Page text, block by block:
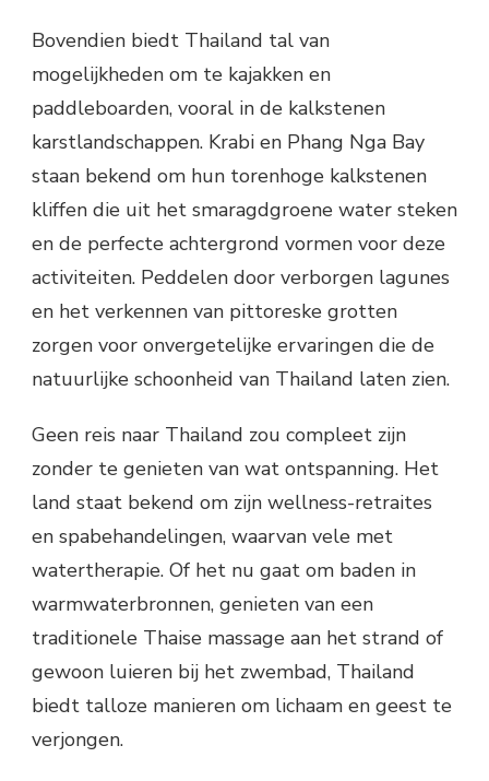
Bovendien biedt Thailand tal van
mogelijkheden om te kajakken en
paddleboarden, vooral in de kalkstenen
karstlandschappen. Krabi en Phang Nga Bay
staan ​​bekend om hun torenhoge kalkstenen
kliffen die uit het smaragdgroene water steken
en de perfecte achtergrond vormen voor deze
activiteiten. Peddelen door verborgen lagunes
en het verkennen van pittoreske grotten
zorgen voor onvergetelijke ervaringen die de
natuurlijke schoonheid van Thailand laten zien.
Geen reis naar Thailand zou compleet zijn
zonder te genieten van wat ontspanning. Het
land staat bekend om zijn wellness-retraites
en spabehandelingen, waarvan vele met
watertherapie. Of het nu gaat om baden in
warmwaterbronnen, genieten van een
traditionele Thaise massage aan het strand of
gewoon luieren bij het zwembad, Thailand
biedt talloze manieren om lichaam en geest te
verjongen.